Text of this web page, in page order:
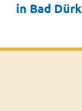
in Bad